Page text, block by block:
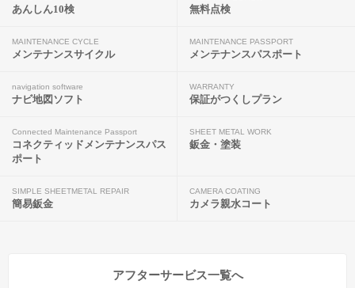
あんしん10検 無料点検
MAINTENANCE CYCLE
メンテナンスサイクル
MAINTENANCE PASSPORT
メンテナンスパスポート
navigation software
ナビ地図ソフト
WARRANTY
保証がつくしプラン
Connected Maintenance Passport
コネクティッドメンテナンスパス
ポート
SHEET METAL WORK
鈑金・塗装
SIMPLE SHEETMETAL REPAIR
簡易鈑金
CAMERA COATING
カメラ親水コート
アフターサービス一覧へ